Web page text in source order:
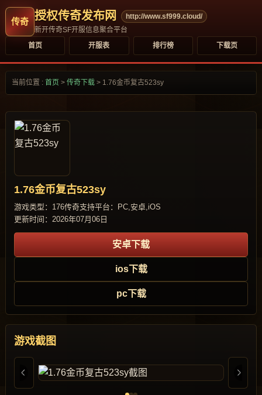
授权传奇发布网
http://www.sf999.cloud/
新开传奇SF开服信息聚合平台
首页
开服表 排行榜 下载页
当前位置 : 首页 > 传奇下载 > 1.76金币复古523sy
1.76金币复古523sy
游戏类型：176传奇支持平台：PC,安卓,iOS
更新时间：2026年07月06日
安卓下载
ios下载
pc下载
游戏截图